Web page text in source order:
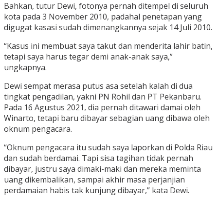
Bahkan, tutur Dewi, fotonya pernah ditempel di seluruh
kota pada 3 November 2010, padahal penetapan yang
digugat kasasi sudah dimenangkannya sejak 14 Juli 2010.
“Kasus ini membuat saya takut dan menderita lahir batin,
tetapi saya harus tegar demi anak-anak saya,”
ungkapnya.
Dewi sempat merasa putus asa setelah kalah di dua
tingkat pengadilan, yakni PN Rohil dan PT Pekanbaru.
Pada 16 Agustus 2021, dia pernah ditawari damai oleh
Winarto, tetapi baru dibayar sebagian uang dibawa oleh
oknum pengacara.
“Oknum pengacara itu sudah saya laporkan di Polda Riau
dan sudah berdamai. Tapi sisa tagihan tidak pernah
dibayar, justru saya dimaki-maki dan mereka meminta
uang dikembalikan, sampai akhir masa perjanjian
perdamaian habis tak kunjung dibayar,” kata Dewi.